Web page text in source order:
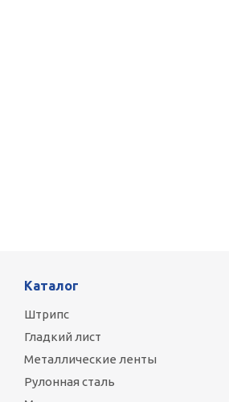
Каталог
Штрипс
Гладкий лист
Металлические ленты
Рулонная сталь